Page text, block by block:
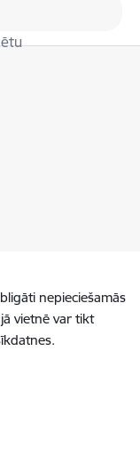
nepieciešamās
vietnē var tikt